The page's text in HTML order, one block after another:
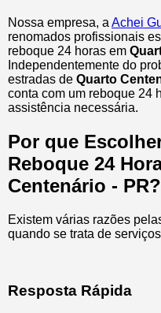
Nossa empresa, a Achei
renomados profissionais
reboque 24 horas em
Independentemente do
estradas de Quarto
conta com um reboque 24
assistência necessária.
Por que
Reboque 24
Centenário - PR?
Existem várias razões
quando se trata de
Resposta Rápida